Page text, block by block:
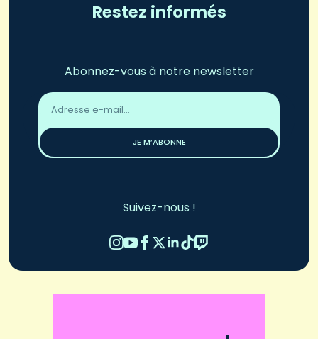
Restez informés
Abonnez-vous à notre newsletter
Adresse
email
JE M’ABONNE
Suivez-nous !